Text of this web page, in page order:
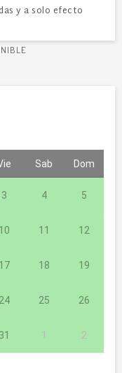
y a solo efecto
Sab Dom
3 4 5
10 11 12
17 18 19
24 25 26
31 1 2